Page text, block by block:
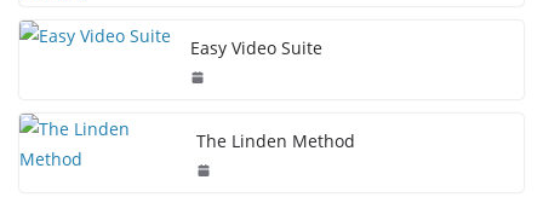
Easy Video Suite
The Linden Method